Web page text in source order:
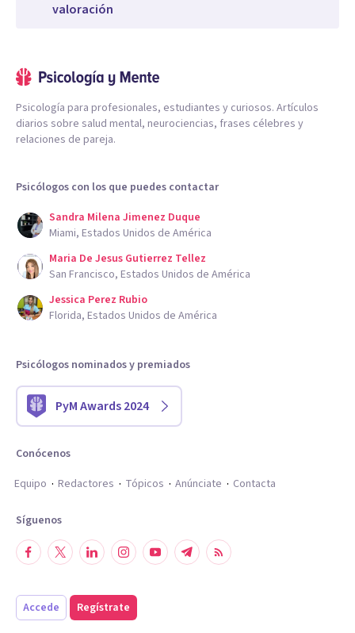
valoración
Psicología para profesionales, estudiantes y curiosos. Artículos
diarios sobre salud mental, neurociencias, frases célebres y
relaciones de pareja.
Psicólogos con los que puedes contactar
Sandra Milena Jimenez Duque
Miami, Estados Unidos de América
Maria De Jesus Gutierrez Tellez
San Francisco, Estados Unidos de América
Jessica Perez Rubio
Florida, Estados Unidos de América
Psicólogos nominados y premiados
PyM Awards 2024
Conócenos
Equipo
Redactores Tópicos Anúnciate Contacta
Síguenos
Accede Regístrate